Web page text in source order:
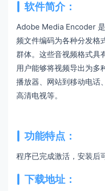
软件简介：
Adobe Media Encoder
频文件编码为各种分发格
群体。这些音视频格式具
用户能够将视频导出为多
播放器、网站到移动电话
高清电视等。
功能特点：
程序已完成激活，安装后
下载地址：